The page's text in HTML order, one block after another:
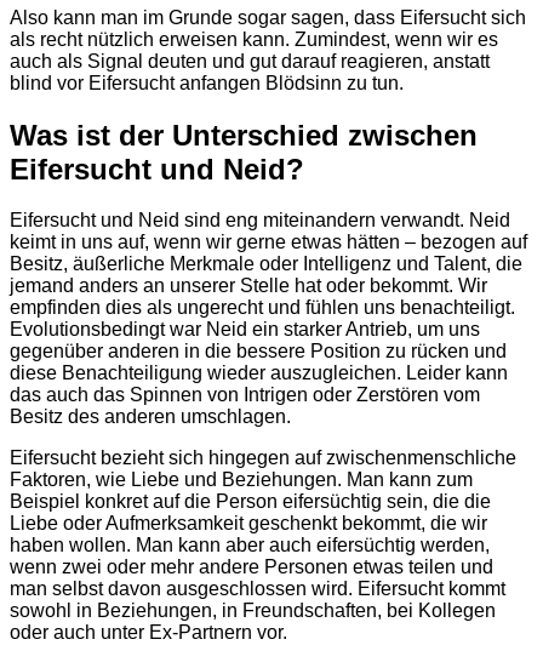
Also kann man im Grunde sogar sagen, dass Eifersucht sich
als recht nützlich erweisen kann. Zumindest, wenn wir es
auch als Signal deuten und gut darauf reagieren, anstatt
blind vor Eifersucht anfangen Blödsinn zu tun.
Was ist der Unterschied zwischen
Eifersucht und Neid?
Eifersucht und Neid sind eng miteinandern verwandt. Neid
keimt in uns auf, wenn wir gerne etwas hätten – bezogen auf
Besitz, äußerliche Merkmale oder Intelligenz und Talent, die
jemand anders an unserer Stelle hat oder bekommt. Wir
empfinden dies als ungerecht und fühlen uns benachteiligt.
Evolutionsbedingt war Neid ein starker Antrieb, um uns
gegenüber anderen in die bessere Position zu rücken und
diese Benachteiligung wieder auszugleichen. Leider kann
das auch das Spinnen von Intrigen oder Zerstören vom
Besitz des anderen umschlagen.
Eifersucht bezieht sich hingegen auf zwischenmenschliche
Faktoren, wie Liebe und Beziehungen. Man kann zum
Beispiel konkret auf die Person eifersüchtig sein, die die
Liebe oder Aufmerksamkeit geschenkt bekommt, die wir
haben wollen. Man kann aber auch eifersüchtig werden,
wenn zwei oder mehr andere Personen etwas teilen und
man selbst davon ausgeschlossen wird. Eifersucht kommt
sowohl in Beziehungen, in Freundschaften, bei Kollegen
oder auch unter Ex-Partnern vor.